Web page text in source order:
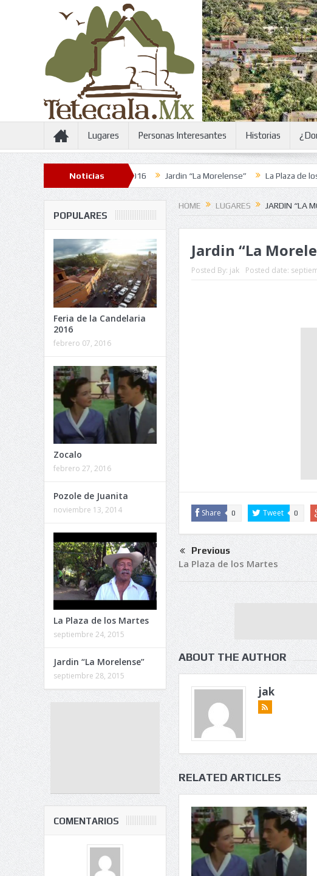
Lugares Personas Interesantes Historias
Noticias
Feria de la Candelaria 2016 Jardin “La Morelense” La Plaza de los Martes
HOME LUGARES JARDIN “LA
Jardin “La
Posted By: jak Posted date:
Share 0 Tweet 0
Previous
La Plaza de los Martes
ABOUT THE AUTHOR
jak
RELATED ARTICLES
POPULARES
Feria de la Candelaria
2016
febrero 07, 2016
Zocalo
febrero 27, 2016
Pozole de Juanita
noviembre 13, 2014
La Plaza de los Martes
septiembre 24, 2015
Jardin “La Morelense”
septiembre 28, 2015
COMENTARIOS